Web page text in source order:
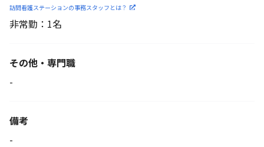
訪問看護ステーションの事務スタッフとは？
非常勤：1名
その他・専門職
-
備考
-